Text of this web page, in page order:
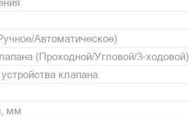
Автоматическое)
(Проходной/Угловой/3-ходовой)
клапана
мм